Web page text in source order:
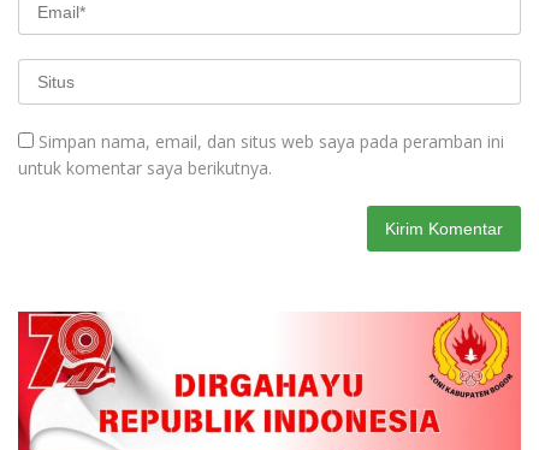
Simpan nama, email, dan situs web saya pada peramban ini
untuk komentar saya berikutnya.